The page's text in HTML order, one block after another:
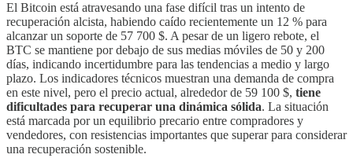
El Bitcoin está atravesando una fase difícil tras un intento de
recuperación alcista, habiendo caído recientemente un 12 % para
alcanzar un soporte de 57 700 $. A pesar de un ligero rebote, el
BTC se mantiene por debajo de sus medias móviles de 50 y 200
días, indicando incertidumbre para las tendencias a medio y largo
plazo. Los indicadores técnicos muestran una demanda de compra
en este nivel, pero el precio actual, alrededor de 59 100 $, tiene
dificultades para recuperar una dinámica sólida. La situación
está marcada por un equilibrio precario entre compradores y
vendedores, con resistencias importantes que superar para considerar
una recuperación sostenible.